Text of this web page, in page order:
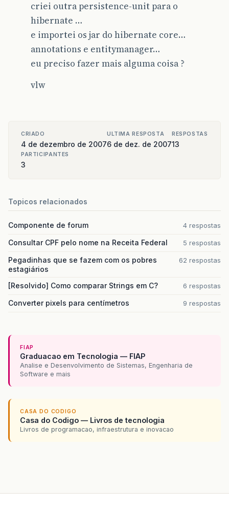
criei outra persistence-unit para o
hibernate …
e importei os jar do hibernate core…
annotations e entitymanager…
eu preciso fazer mais alguma coisa ?
vlw
CRIADO
4 de dezembro de 2007
ULTIMA RESPOSTA
6 de dez. de 2007
RESPOSTAS
13
PARTICIPANTES
3
Topicos relacionados
Componente de forum 4 respostas
Consultar CPF pelo nome na Receita Federal 5 respostas
Pegadinhas que se fazem com os pobres
estagiários
62 respostas
[Resolvido] Como comparar Strings em C? 6 respostas
Converter pixels para centímetros 9 respostas
FIAP
Graduacao em Tecnologia — FIAP
Analise e Desenvolvimento de Sistemas, Engenharia de
Software e mais
CASA DO CODIGO
Casa do Codigo — Livros de tecnologia
Livros de programacao, infraestrutura e inovacao